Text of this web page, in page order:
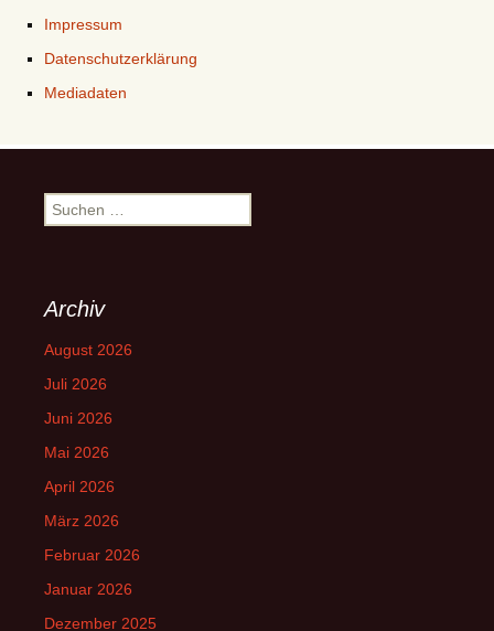
Impressum
Datenschutzerklärung
Mediadaten
Suchen
nach:
Archiv
August 2026
Juli 2026
Juni 2026
Mai 2026
April 2026
März 2026
Februar 2026
Januar 2026
Dezember 2025